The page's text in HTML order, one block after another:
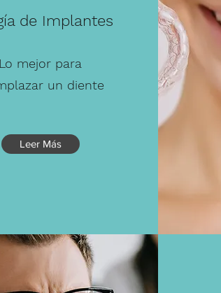
de Implantes
Lo mejor para
un diente
Leer Más